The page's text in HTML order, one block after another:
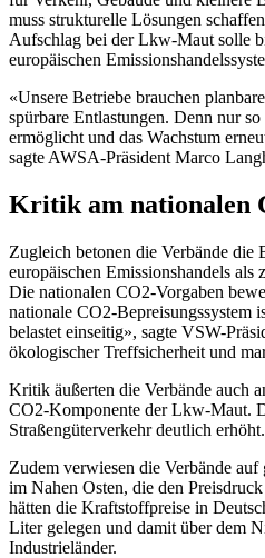
muss strukturelle Lösungen
Aufschlag bei der Lkw-Maut solle
europäischen
«Unsere Betriebe brauchen
spürbare Entlastungen. Denn nur
ermöglicht und das Wachstum
sagte AWSA-Präsident Marco
Kritik am nationalen
Zugleich betonen die Verbände die
europäischen Emissionshandels als
Die nationalen CO2-Vorgaben
nationale CO2-Bepreisungssystem
belastet einseitig», sagte VSW-
ökologischer Treffsicherheit und
Kritik äußerten die Verbände auch
CO2-Komponente der Lkw-Maut.
Straßengüterverkehr deutlich erhöht.
Zudem verwiesen die Verbände
im Nahen Osten, die den
hätten die Kraftstoffpreise in
Liter gelegen und damit über dem
Industrieländer.